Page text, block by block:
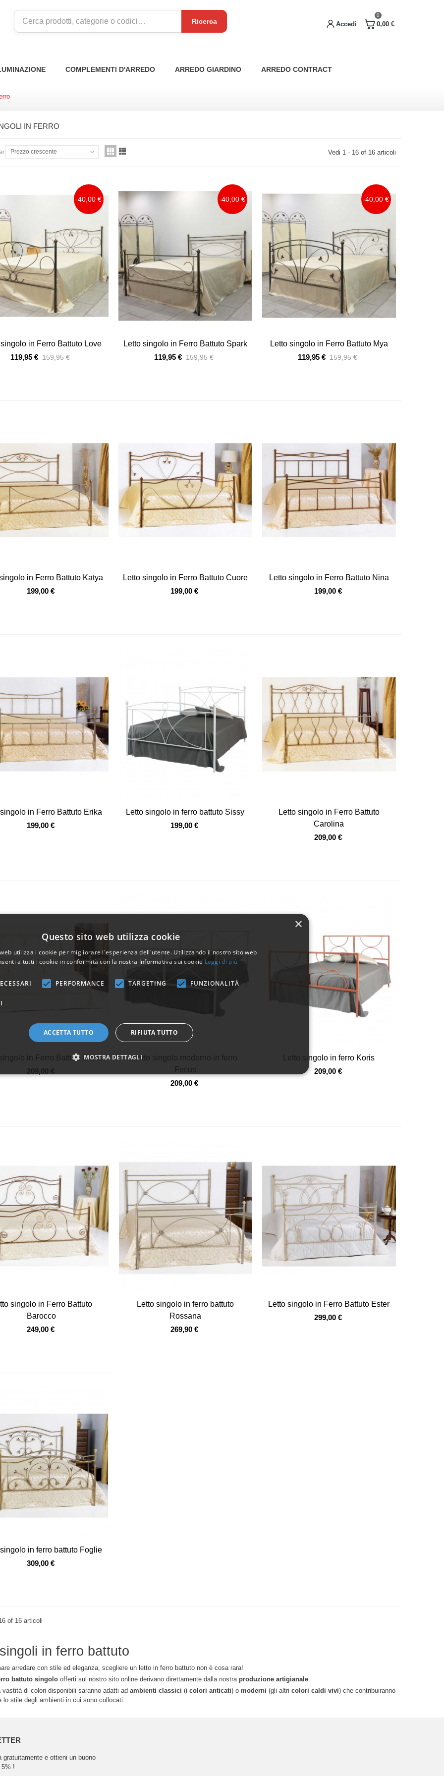
0
0,00 €
Accedi
Ricerca
COMPLEMENTI D'ARREDO ARREDO GIARDINO ARREDO CONTRACT
IN FERRO
Prezzo crescente Vedi 1 - 16 of 16 articoli
Vista veloce
-40,00 €
in Ferro Battuto Love
119,95 € 159,95 €
Vista veloce
-40,00 €
Letto singolo in Ferro Battuto Spark
119,95 € 159,95 €
Vista veloce
-40,00 €
Letto singolo in Ferro Battuto Mya
119,95 € 159,95 €
Vista velocein Ferro Battuto Katya
199,00 €
Vista veloce
Letto singolo in Ferro Battuto Cuore
199,00 €
Vista veloce
Letto singolo in Ferro Battuto Nina
199,00 €
Vista velocein Ferro Battuto Erika
199,00 €
Vista veloce
Letto singolo in ferro battuto Sissy
199,00 €
Vista veloce
Letto singolo in Ferro Battuto
Carolina
209,00 €
Vista velocein Ferro Battuto Elena
209,00 €
Vista veloce
Letto singolo moderno in ferro
Focus
209,00 €
Vista veloce
Letto singolo in ferro Koris
209,00 €
Vista veloce
singolo in Ferro Battuto
Barocco
249,00 €
Vista veloce
Letto singolo in ferro battuto
Rossana
269,90 €
Vista veloce
Letto singolo in Ferro Battuto Ester
299,00 €
Vista velocein ferro battuto Foglie
309,00 €
of 16 articoli
in ferro battuto
arredare con stile ed eleganza, scegliere un letto in ferro battuto non è cosa rara!
battuto singolo offerti sul nostro sito online derivano direttamente dalla nostra produzione artigianale.
vastità di colori disponibili saranno adatti ad ambienti classici (i colori anticati) o moderni (gli altri colori caldi vivi) che contribuiranno
lo stile degli ambienti in cui sono collocati.
gratuitamente e ottieni un buono
5% !
×
Questo sito web utilizza cookie
utilizza i cookie per migliorare l'esperienza dell'utente. Utilizzando il nostro sito web
a tutti i cookie in conformità con la nostra Informativa sui cookie Leggi di più
PERFORMANCE TARGETING FUNZIONALITÀ
ACCETTA TUTTO RIFIUTA TUTTO
MOSTRA DETTAGLI